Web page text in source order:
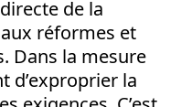
de la
réformes et
Dans la mesure
d’exproprier la